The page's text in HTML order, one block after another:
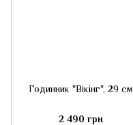
Годинник "Вікінг", 29 см
2 490 грн